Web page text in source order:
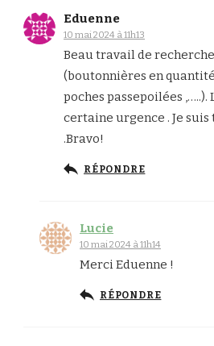
Eduenne
10 mai 2024 à 11h13
Beau travail de
(boutonnières en
poches passepoilées ,…..).
certaine urgence . Je
.Bravo!
RÉPONDRE
Lucie
10 mai 2024 à 11h14
Merci Eduenne !
RÉPONDRE